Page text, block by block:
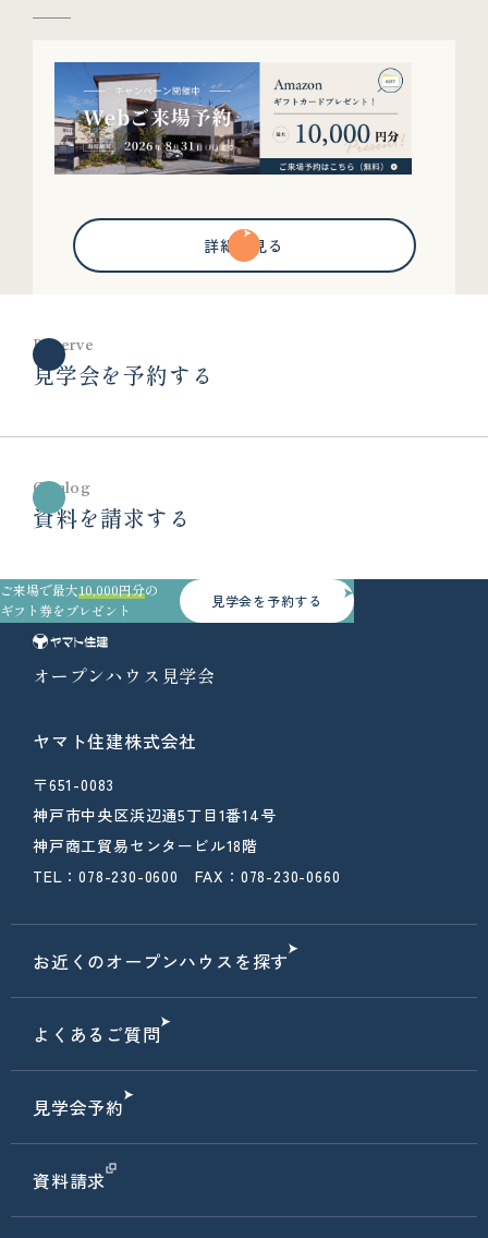
詳細を見る
Reserve
見学会を予約する
Catalog
資料を請求する
ご来場で最大10,000円分の
ギフト券をプレゼント
見学会を予約する
オープンハウス見学会
ヤマト住建株式会社
〒651-0083
神戸市中央区浜辺通5丁目1番14号
神戸商工貿易センタービル18階
TEL：078-230-0600 FAX：078-230-0660
お近くのオープンハウスを探す
よくあるご質問
見学会予約
資料請求